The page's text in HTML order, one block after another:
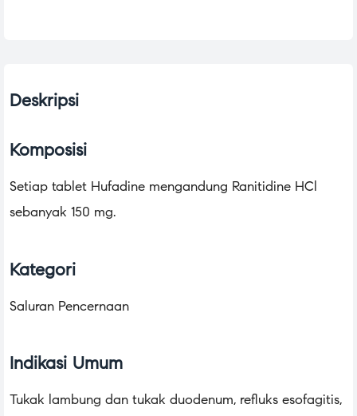
Deskripsi
Komposisi
Setiap tablet Hufadine mengandung Ranitidine HCl
sebanyak 150 mg.
Kategori
Saluran Pencernaan
Indikasi Umum
Tukak lambung dan tukak duodenum, refluks esofagitis,